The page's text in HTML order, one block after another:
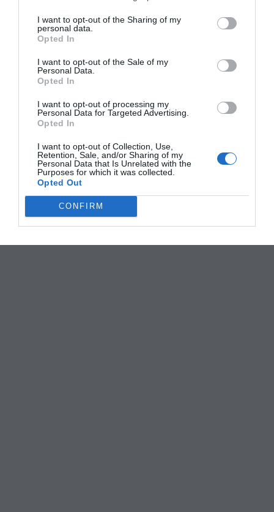
I want to opt-out of the Sharing of my
personal data.
Opted In
I want to opt-out of the Sale of my
Personal Data.
Opted In
I want to opt-out of processing my
Personal Data for Targeted Advertising.
Opted In
I want to opt-out of Collection, Use,
Retention, Sale, and/or Sharing of my
Personal Data that Is Unrelated with the
Purposes for which it was collected.
Opted Out
CONFIRM